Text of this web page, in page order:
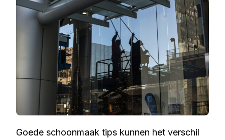
Goede schoonmaak tips kunnen het verschil